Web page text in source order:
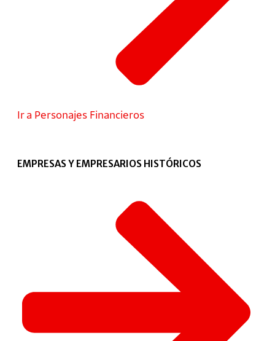
Ir a Personajes Financieros
EMPRESAS Y EMPRESARIOS HISTÓRICOS